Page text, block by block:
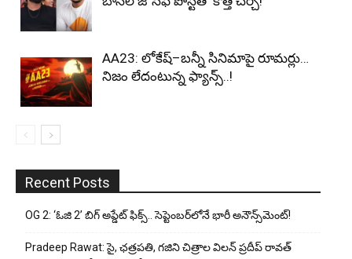
AA23: లోకేష్–బన్నీ సినిమాపై రూమర్లు…
నిజం లేదంటున్న ఫ్యాన్స్..!
Recent Posts
OG 2: ‘ఓజి 2’ బిగ్ అప్డేట్ ఫిక్స్.. సెప్టెంబర్‌లోనే భారీ అనౌన్స్‌మెంట్!
Pradeep Rawat: సై, ఛత్రపతి, గజిని చిత్రాల విలన్ ప్రదీప్ రావత్